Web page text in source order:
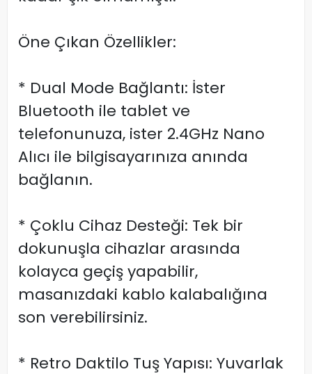
Öne Çıkan Özellikler:
* Dual Mode Bağlantı: İster
Bluetooth ile tablet ve
telefonunuza, ister 2.4GHz Nano
Alıcı ile bilgisayarınıza anında
bağlanın.
* Çoklu Cihaz Desteği: Tek bir
dokunuşla cihazlar arasında
kolayca geçiş yapabilir,
masanızdaki kablo kalabalığına
son verebilirsiniz.
* Retro Daktilo Tuş Yapısı: Yuvarlak